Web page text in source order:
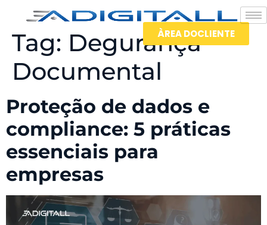
ÀREA DOCLIENTE
Tag: Degurança
Documental
Proteção de dados e
compliance: 5 práticas
essenciais para
empresas